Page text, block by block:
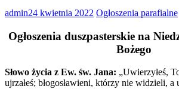
admin24 kwietnia 2022 Ogłoszenia parafialne
Ogłoszenia duszpasterskie na
Bożego
Słowo życia z Ew. św. Jana: „Uwierzyłeś,
ujrzałeś; błogosławieni, którzy nie widzieli,